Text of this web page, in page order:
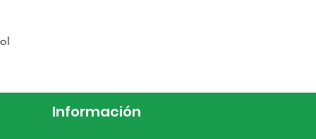
Información